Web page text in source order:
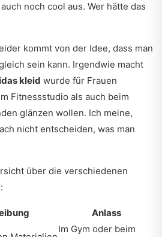
noch cool aus. Wer hätte das
kommt von der Idee, dass man
sein kann. Irgendwie macht
kleid wurde für Frauen
Fitnessstudio als auch beim
glänzen wollen. Ich meine,
nicht entscheiden, was man
über die verschiedenen
:
Anlass
Im Gym oder beim